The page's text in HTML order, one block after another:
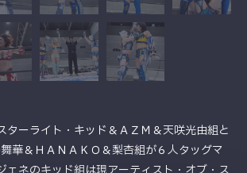
ターライト・キッド＆ＡＺＭ＆天咲光由組と
華＆ＨＡＮＡＫＯ＆梨杏組が６人タッグマ